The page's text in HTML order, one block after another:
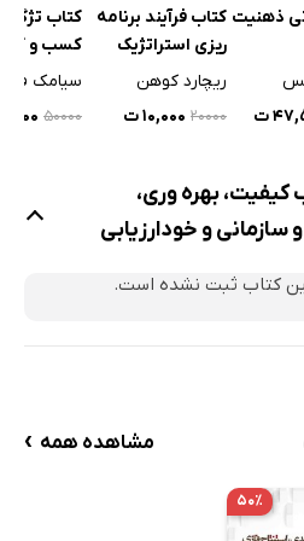
ذهنیت
ت
کتاب فرآیند برنامه
ریزی استراتژیک
ریچارد کوهن
۲۰۰۰۰ ۱۰,۰۰۰ ت
کتاب
کسب و کار
۵۰۰۰۰
کیفیت، بهره وری،
و خودارزیابی
کتاب ثبت نشده است.
مشاهده همه ›
۵۰٪